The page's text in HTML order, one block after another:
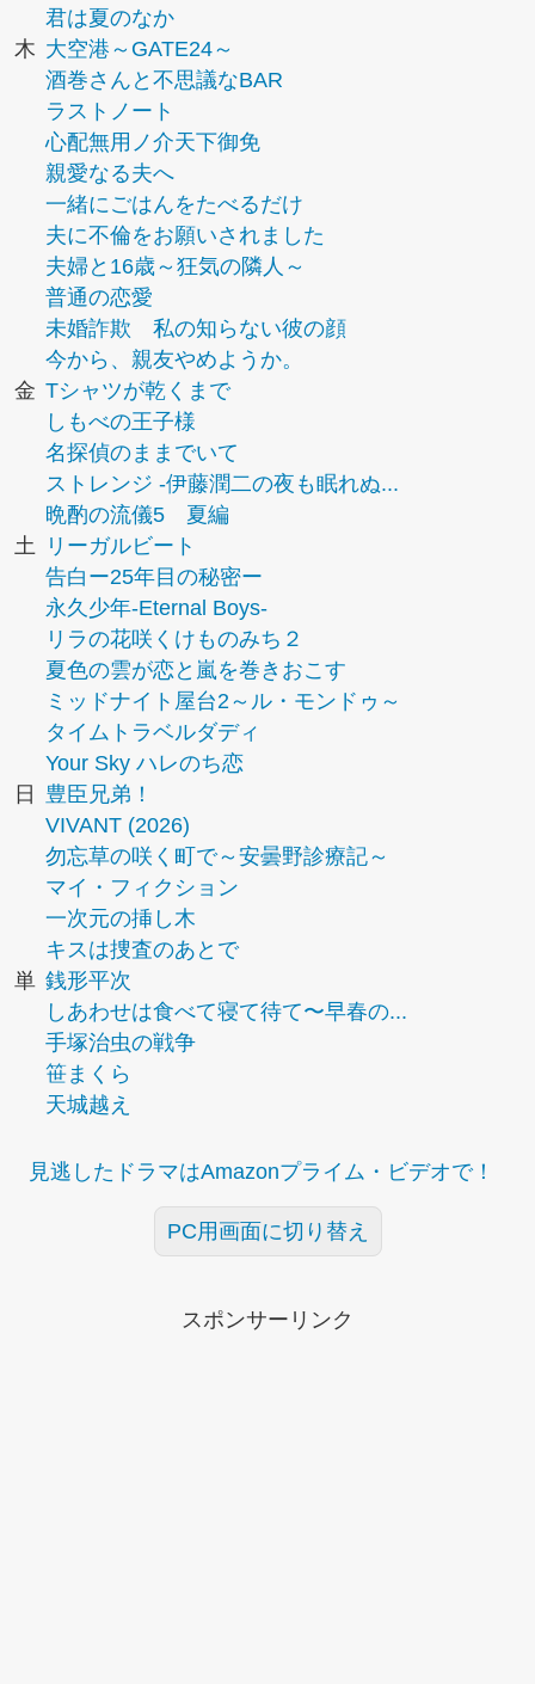
君は夏のなか
木 大空港～GATE24～
酒巻さんと不思議なBAR
ラストノート
心配無用ノ介天下御免
親愛なる夫へ
一緒にごはんをたべるだけ
夫に不倫をお願いされました
夫婦と16歳～狂気の隣人～
普通の恋愛
未婚詐欺 私の知らない彼の顔
今から、親友やめようか。
金 Tシャツが乾くまで
しもべの王子様
名探偵のままでいて
ストレンジ -伊藤潤二の夜も眠れぬ...
晩酌の流儀5 夏編
土
リーガルビート
告白ー25年目の秘密ー
永久少年-Eternal Boys-
リラの花咲くけものみち２
夏色の雲が恋と嵐を巻きおこす
ミッドナイト屋台2～ル・モンドゥ～
タイムトラベルダディ
Your Sky ハレのち恋
日
豊臣兄弟！
VIVANT (2026)
勿忘草の咲く町で～安曇野診療記～
マイ・フィクション
一次元の挿し木
キスは捜査のあとで
単 銭形平次
しあわせは食べて寝て待て〜早春の...
手塚治虫の戦争
笹まくら
天城越え
見逃したドラマはAmazonプライム・ビデオで！
PC用画面に切り替え
スポンサーリンク